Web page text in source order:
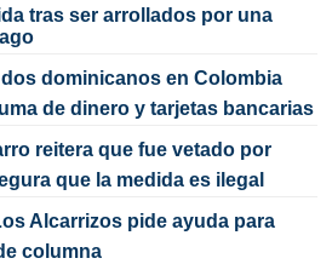
tras ser arrollados por una
dominicanos en Colombia
de dinero y tarjetas bancarias
reitera que fue vetado por
que la medida es ilegal
Alcarrizos pide ayuda para
columna